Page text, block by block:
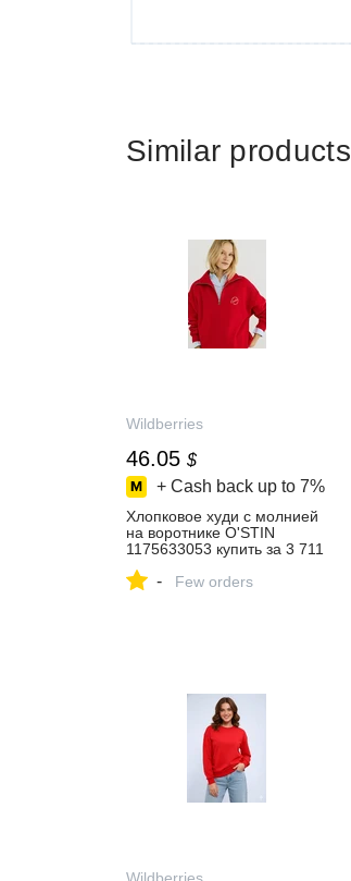
Similar products
Wildberries
46.05 $
+ Cash back up to 7%
Хлопковое худи с молнией
на воротнике O'STIN
1175633053 купить за 3 711
Wildberries
- Few orders